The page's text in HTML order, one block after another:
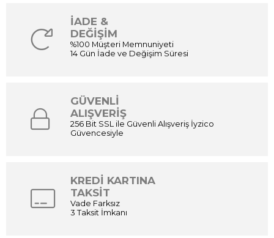
İADE &
DEĞİŞİM
%100 Müşteri Memnuniyeti
14 Gün İade ve Değişim Süresi
GÜVENLİ
ALIŞVERİŞ
256 Bit SSL ile Güvenli Alışveriş İyzico
Güvencesiyle
KREDİ KARTINA
TAKSİT
Vade Farksız
3 Taksit İmkanı